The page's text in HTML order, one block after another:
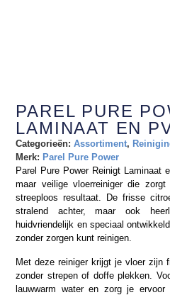
PAREL PURE
LAMINAAT EN
Categorieën: Assortiment,
Merk: Parel Pure Power
Parel Pure Power Reinigt Laminaat
maar veilige vloerreiniger die
streeploos resultaat. De frisse
stralend achter, maar ook
huidvriendelijk en speciaal
zonder zorgen kunt reinigen.
Met deze reiniger krijgt je vloer zijn
zonder strepen of doffe plekken.
lauwwarm water en zorg je